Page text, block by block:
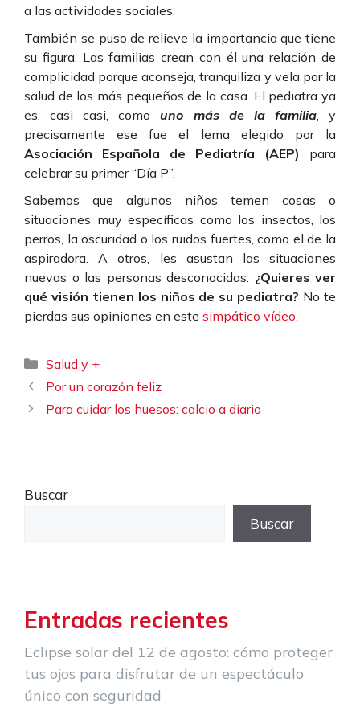
a las actividades sociales.
También se puso de relieve la importancia que tiene
su figura. Las familias crean con él una relación de
complicidad porque aconseja, tranquiliza y vela por la
salud de los más pequeños de la casa. El pediatra ya
es, casi casi, comouno más de la familia, y
precisamente ese fue el lema elegido por la
Asociación Española de Pediatría (AEP) para
celebrar su primer “Día P”.
Sabemos que algunos niños temen cosas o
situaciones muy específicas como los insectos, los
perros, la oscuridad o los ruidos fuertes, como el de la
aspiradora. A otros, les asustan las situaciones
nuevas o las personas desconocidas. ¿Quieres ver
qué visión tienen los niños de su pediatra? No te
pierdas sus opiniones en este simpático vídeo.
Categorías
Salud y +
Por un corazón feliz
Para cuidar los huesos: calcio a diario
Buscar
Buscar
Entradas recientes
Eclipse solar del 12 de agosto: cómo proteger
tus ojos para disfrutar de un espectáculo
único con seguridad